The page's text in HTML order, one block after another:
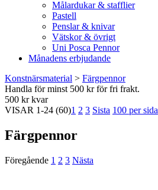
Målardukar & stafflier
Pastell
Penslar & knivar
Vätskor & övrigt
Uni Posca Pennor
Månadens erbjudande
Konstnärsmaterial > Färgpennor
Handla för minst 500 kr för fri frakt.
500 kr kvar
VISAR 1-24 (60)1 2 3 Sista 100 per sida
Färgpennor
Föregående 1 2 3 Nästa